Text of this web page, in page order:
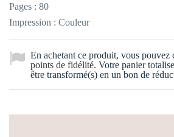
Pages : 80
Impression : Couleur
En achetant ce produit, vous pouvez
points de fidélité. Votre panier
être transformé(s) en un bon de